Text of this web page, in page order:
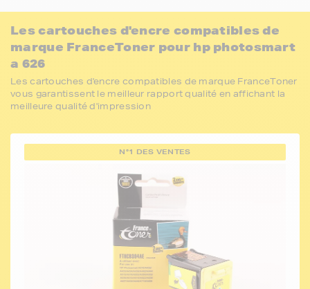
Les cartouches d'encre compatibles de
marque FranceToner pour hp photosmart
a 626
Les cartouches d'encre compatibles de marque FranceToner
vous garantissent le meilleur rapport qualité en affichant la
meilleure qualité d'impression
N°1 DES VENTES